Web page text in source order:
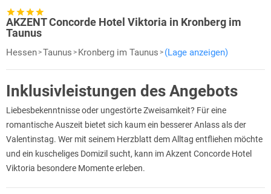
AKZENT Concorde Hotel Viktoria in Kronberg im
Taunus
Hessen Taunus Kronberg im Taunus (Lage anzeigen)
Inklusivleistungen des Angebots
Liebesbekenntnisse oder ungestörte Zweisamkeit? Für eine
romantische Auszeit bietet sich kaum ein besserer Anlass als der
Valentinstag. Wer mit seinem Herzblatt dem Alltag entfliehen möchte
und ein kuscheliges Domizil sucht, kann im Akzent Concorde Hotel
Viktoria besondere Momente erleben.